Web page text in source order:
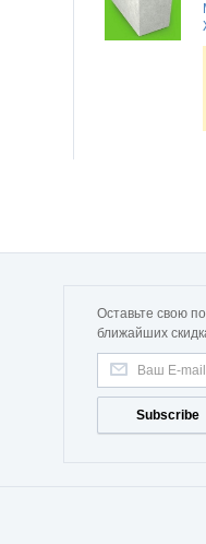
Оставьте свою
ближайших
Subscribe